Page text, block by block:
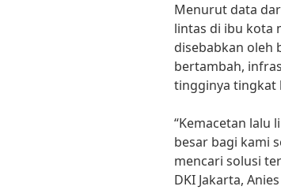
Menurut data
lintas di ibu kota
disebabkan oleh
bertambah,
tingginya tingkat
“Kemacetan lalu
besar bagi kami
mencari solusi
DKI Jakarta,